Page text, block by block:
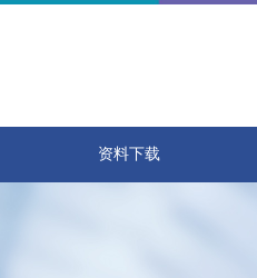
资料下载